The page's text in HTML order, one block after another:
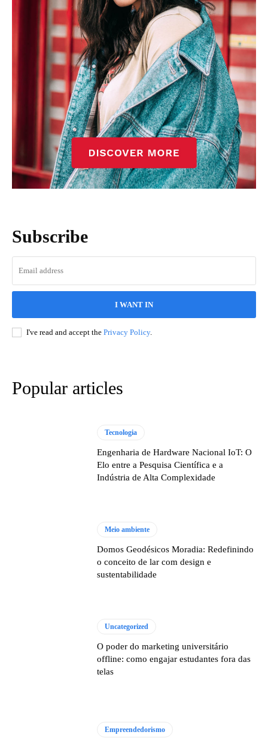
Subscribe
I WANT IN
I've read and accept the Privacy Policy.
Popular articles
Tecnologia
Engenharia de Hardware Nacional IoT: O
Elo entre a Pesquisa Científica e a
Indústria de Alta Complexidade
Meio ambiente
Domos Geodésicos Moradia: Redefinindo
o conceito de lar com design e
sustentabilidade
Uncategorized
O poder do marketing universitário
offline: como engajar estudantes fora das
telas
Empreendedorismo